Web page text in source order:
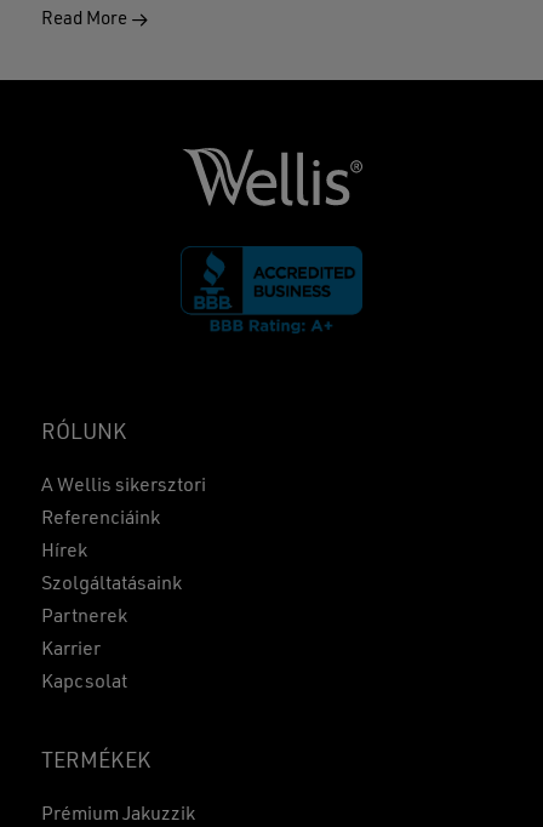
Read More
RÓLUNK
A Wellis sikersztori
Referenciáink
Hírek
Szolgáltatásaink
Partnerek
Karrier
Kapcsolat
TERMÉKEK
Prémium Jakuzzik